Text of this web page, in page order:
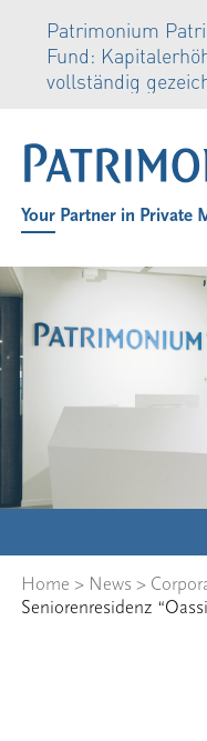
Patrimonium
Fund:
vollständig
Your Partner in Private
Home > News >
Seniorenresidenz